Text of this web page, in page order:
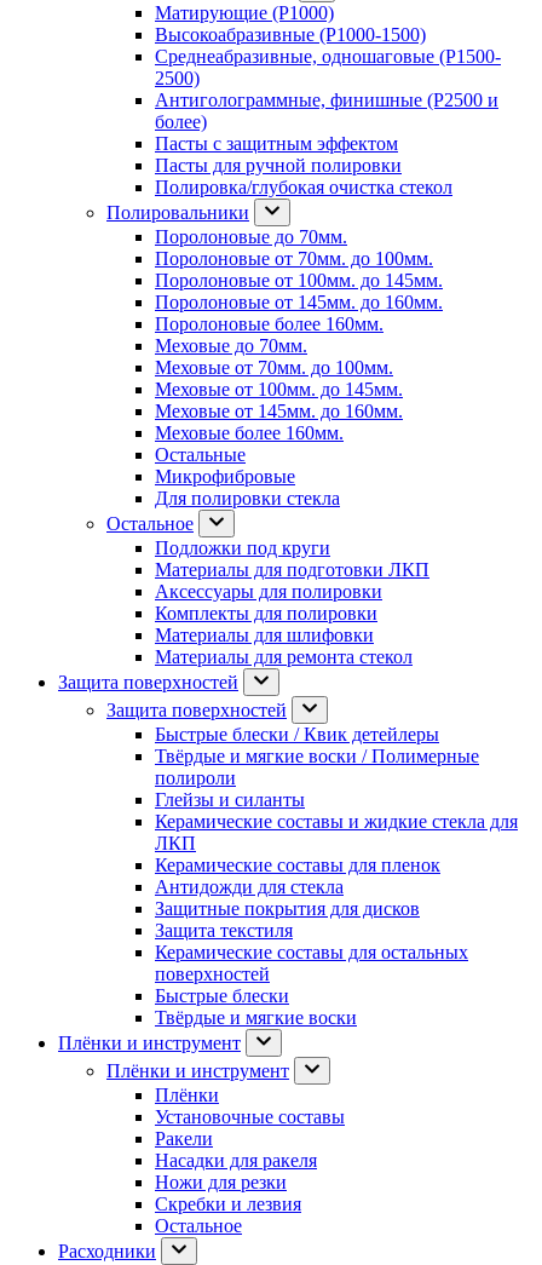
Матирующие (P1000)
Высокоабразивные (P1000-1500)
Среднеабразивные, одношаговые (P1500-
2500)
Антиголограммные, финишные (P2500 и
более)
Пасты с защитным эффектом
Пасты для ручной полировки
Полировка/глубокая очистка стекол
Полировальники
Поролоновые до 70мм.
Поролоновые от 70мм. до 100мм.
Поролоновые от 100мм. до 145мм.
Поролоновые от 145мм. до 160мм.
Поролоновые более 160мм.
Меховые до 70мм.
Меховые от 70мм. до 100мм.
Меховые от 100мм. до 145мм.
Меховые от 145мм. до 160мм.
Меховые более 160мм.
Остальные
Микрофибровые
Для полировки стекла
Остальное
Подложки под круги
Материалы для подготовки ЛКП
Аксессуары для полировки
Комплекты для полировки
Материалы для шлифовки
Материалы для ремонта стекол
Защита поверхностей
Защита поверхностей
Быстрые блески / Квик детейлеры
Твёрдые и мягкие воски / Полимерные
полироли
Глейзы и силанты
Керамические составы и жидкие стекла для
ЛКП
Керамические составы для пленок
Антидожди для стекла
Защитные покрытия для дисков
Защита текстиля
Керамические составы для остальных
поверхностей
Быстрые блески
Твёрдые и мягкие воски
Плёнки и инструмент
Плёнки и инструмент
Плёнки
Установочные составы
Ракели
Насадки для ракеля
Ножи для резки
Скребки и лезвия
Остальное
Расходники